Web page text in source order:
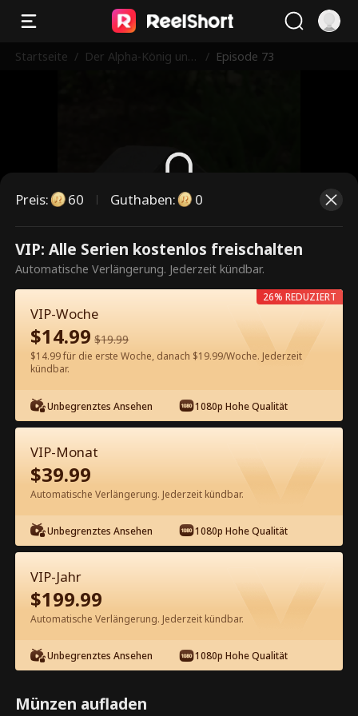
Startseite / Der Alpha-König und
/ Episode 73
Dies ist eine kostenpflichtige
Episode. Bitte entsperren, um
weiterzusehen.
60Jetzt entsperren
Kostenlos in der App ansehen
Episode 73 - Der Alpha-König und
seine jungfräuliche Braut
Kompletter Film
1-50 51-80
73 74 76 77
Preis: 60 Guthaben: 0
VIP: Alle Serien kostenlos freischalten
Automatische Verlängerung. Jederzeit kündbar.
VIP-Woche
$14.99 $19.99
$14.99 für die erste Woche, danach $19.99/Woche. Jederzeit
kündbar.
Unbegrenztes Ansehen 1080p Hohe Qualität
26% REDUZIERT
VIP-Monat
$39.99
Automatische Verlängerung. Jederzeit kündbar.
Unbegrenztes Ansehen 1080p Hohe Qualität
VIP-Jahr
$199.99
Automatische Verlängerung. Jederzeit kündbar.
Unbegrenztes Ansehen 1080p Hohe Qualität
Münzen aufladen